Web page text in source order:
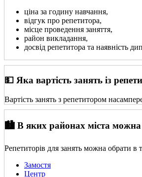
ціна за годину навчання,
відгук про репетитора,
місце проведення заняття,
район викладання,
досвід репетитора та наявність
💵 Яка вартість занять із
Вартість занять з репетитором
🏙️ В яких районах міста можна
Репетиторів для занять можна обрати в
Замостя
Центр